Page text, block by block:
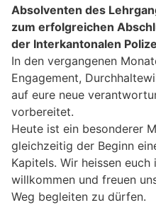
Absolventen des
zum erfolgreichen
der Interkantonalen
In den vergangenen
Engagement,
auf eure neue
vorbereitet.
Heute ist ein besonderer
gleichzeitig der Beginn
Kapitels. Wir heissen
willkommen und freuen
Weg begleiten zu dürfen.